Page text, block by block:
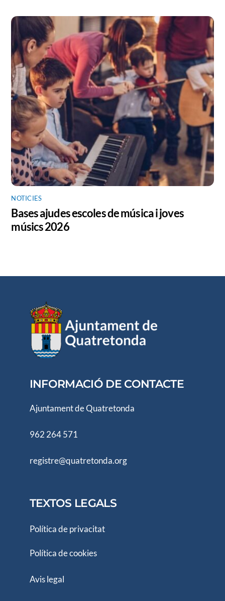
NOTICIES
Bases ajudes escoles de música i joves
músics 2026
INFORMACIÓ DE CONTACTE
Ajuntament de Quatretonda
962 264 571
registre@quatretonda.org
TEXTOS LEGALS
Política de privacitat
Política de cookies
Avis legal